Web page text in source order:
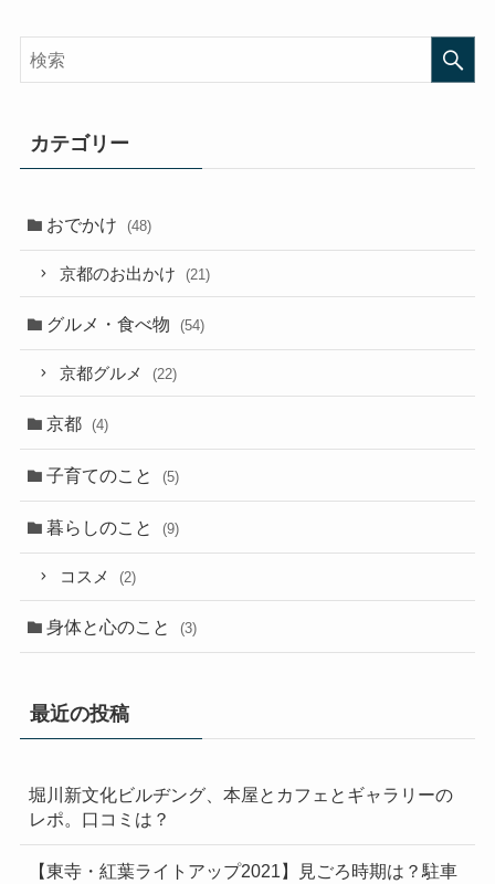
カテゴリー
おでかけ (48)
京都のお出かけ (21)
グルメ・食べ物 (54)
京都グルメ (22)
京都 (4)
子育てのこと (5)
暮らしのこと (9)
コスメ (2)
身体と心のこと (3)
最近の投稿
堀川新文化ビルヂング、本屋とカフェとギャラリーの
レポ。口コミは？
【東寺・紅葉ライトアップ2021】見ごろ時期は？駐車